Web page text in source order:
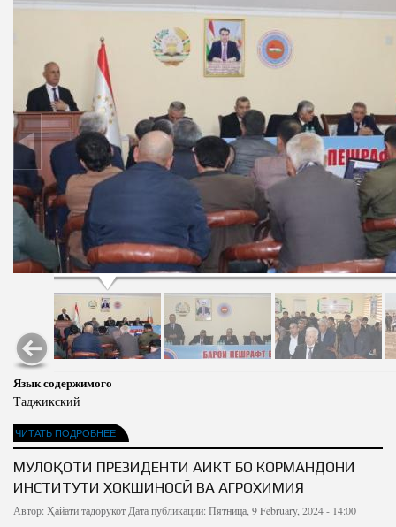
Язык содержимого
Таджикский
ЧИТАТЬ ПОДРОБНЕЕ
МУЛОҚОТИ ПРЕЗИДЕНТИ АИКТ БО КОРМАНДОНИ
ИНСТИТУТИ ХОКШИНОСӢ ВА АГРОХИМИЯ
Автор: Ҳайати тадорукот Дата публикации: Пятница, 9 February, 2024 - 14:00